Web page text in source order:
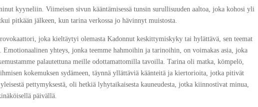
kyyneliin. Viimeisen sivun kääntämisessä tunsin surullisuuden aaltoa, joka kohosi yli
pitkään jälkeen, kun tarina verkossa jo hävinnyt muistosta.
joka kieltäytyi olemasta Ka­don­nut kes­kit­ty­mis­kyky tai hylättävä, sen teemat
yhteys, jonka teemme hahmoihin ja tarinoihin, on voimakas asia, joka
palautettuna meille odottamattomilla tavoilla. Tarina oli matka, kömpelö,
kokemuksen sydämeen, täynnä yllättäviä käänteitä ja kiertorioita, jotka pitivät
pettymyksestä, oli hetkiä lyhytaikaisesta kauneudesta, jotka kiinnostivat minua,
päivällä.